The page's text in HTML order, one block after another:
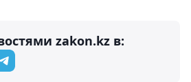
zakon.kz в: